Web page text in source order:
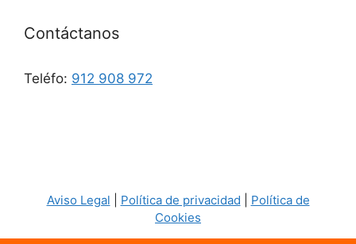
Contáctanos
Teléfo: 912 908 972
Aviso Legal Política de privacidad
Política de
Cookies